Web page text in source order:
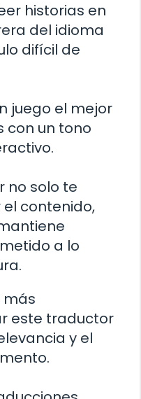
historias en
del idioma
difícil de
juego el mejor
con un tono
no solo te
contenido,
a lo
más
este traductor
y el